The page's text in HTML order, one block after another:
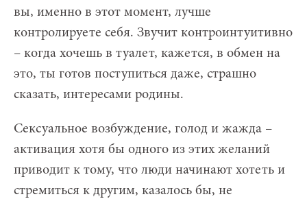
вы, именно в этот момент, лучше
контролируете себя. Звучит контроинтуитивно
– когда хочешь в туалет, кажется, в обмен на
это, ты готов поступиться даже, страшно
сказать, интересами родины.
Сексуальное возбуждение, голод и жажда –
активация хотя бы одного из этих желаний
приводит к тому, что люди начинают хотеть и
стремиться к другим, казалось бы, не